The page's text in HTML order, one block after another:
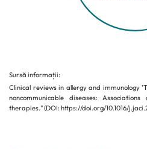
Sursă informații:
Clinical reviews in allergy and immunology
noncommunicable diseases:
therapies." (DOI: https://doi.org/10.1016/